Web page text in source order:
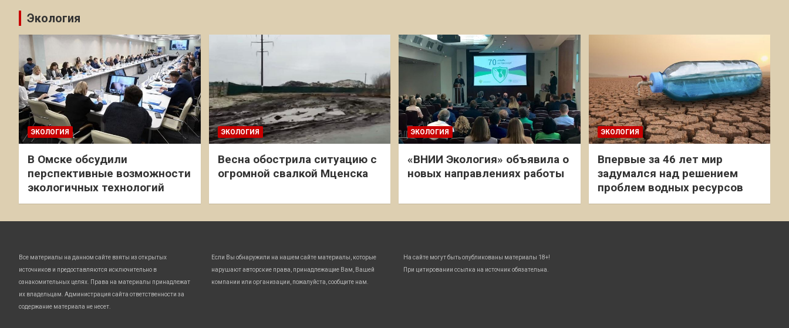
Экология
ЭКОЛОГИЯ
В Омске обсудили
перспективные возможности
экологичных технологий
ЭКОЛОГИЯ
Весна обострила ситуацию с
огромной свалкой Мценска
ЭКОЛОГИЯ
«ВНИИ Экология» объявила о
новых направлениях работы
ЭКОЛОГИЯ
Впервые за 46 лет мир
задумался над решением
проблем водных ресурсов
Все материалы на данном сайте взяты из открытых
источников и предоставляются исключительно в
ознакомительных целях. Права на материалы принадлежат
их владельцам. Администрация сайта ответственности за
содержание материала не несет.
Если Вы обнаружили на нашем сайте материалы, которые
нарушают авторские права, принадлежащие Вам, Вашей
компании или организации, пожалуйста, сообщите нам.
На сайте могут быть опубликованы материалы 18+!
При цитировании ссылка на источник обязательна.